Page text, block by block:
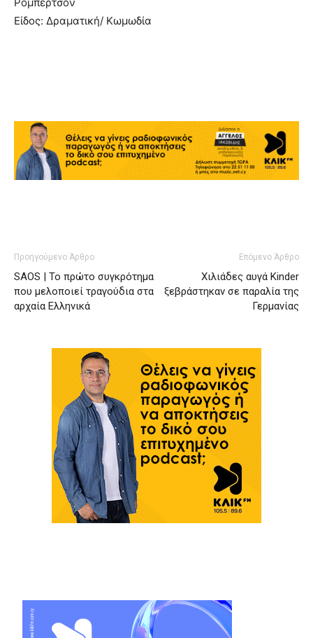
Είδος: Δραματική/ Κωμωδία
Προηγούμενο Άρθρο
SAOS | Το πρώτο συγκρότημα
που μελοποιεί τραγούδια στα
αρχαία Ελληνικά
Επόμενο Άρθρο
Χιλιάδες αυγά Kinder
ξεβράστηκαν σε παραλία της
Γερμανίας